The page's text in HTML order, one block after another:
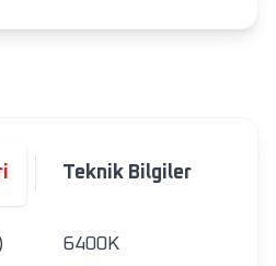
Teknik Bilgiler
6400K